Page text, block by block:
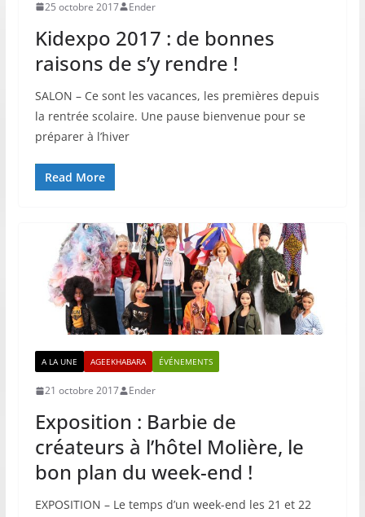
25 octobre 2017 Ender
Kidexpo 2017 : de bonnes
raisons de s’y rendre !
SALON – Ce sont les vacances, les premières depuis
la rentrée scolaire. Une pause bienvenue pour se
préparer à l’hiver
Read More
A LA UNE AGEEKHABARA ÉVÉNEMENTS
21 octobre 2017 Ender
Exposition : Barbie de
créateurs à l’hôtel Molière, le
bon plan du week-end !
EXPOSITION – Le temps d’un week-end les 21 et 22